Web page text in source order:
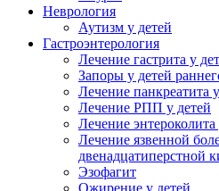
Неврология
Аутизм у детей
Гастроэнтерология
Лечение гастрита у
Запоры у детей
Лечение панкреатита
Лечение РПП у детей
Лечение энтероколита
Лечение язвенной
двенадцатиперстной
Эзофагит